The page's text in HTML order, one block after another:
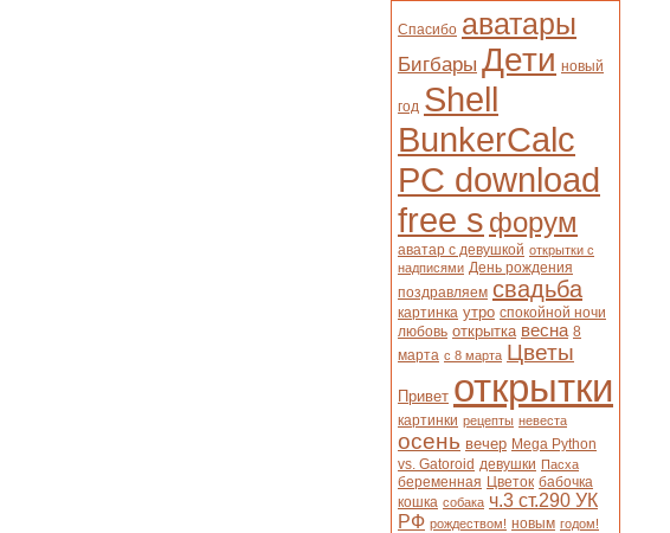
Спасибо аватары
Бигбары Дети новый
год Shell
BunkerCalc
PC download
free s форум
аватар с девушкой открытки с
надписями День рождения
поздравляем свадьба
картинка утро спокойной ночи
любовь открытка весна 8
марта с 8 марта Цветы
Привет открытки
картинки рецепты невеста
осень вечер Mega Python
vs. Gatoroid девушки Пасха
беременная Цветок бабочка
кошка собака ч.3 ст.290 УК
РФ рождеством! новым годом!